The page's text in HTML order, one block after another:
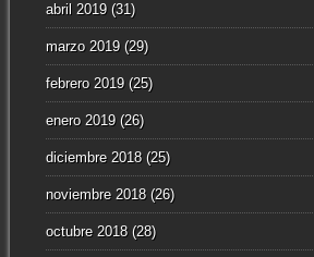
abril 2019(31)
marzo 2019(29)
febrero 2019(25)
enero 2019(26)
diciembre 2018(25)
noviembre 2018(26)
octubre 2018(28)